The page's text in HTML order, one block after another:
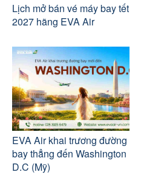
Lịch mở bán vé máy bay tết
2027 hãng EVA Air
EVA Air khai trương đường
bay thẳng đến Washington
D.C (Mỹ)